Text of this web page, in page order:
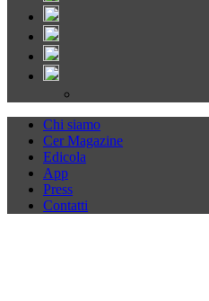
Chi siamo
Cer Magazine
Edicola
App
Press
Contatti